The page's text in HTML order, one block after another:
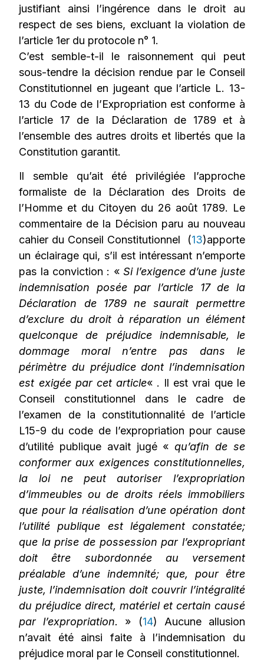
justifiant ainsi l’ingérence dans le droit au
respect de ses biens, excluant la violation de
l’article 1er du protocole n° 1.
C’est semble-t-il le raisonnement qui peut
sous-tendre la décision rendue par le Conseil
Constitutionnel en jugeant que l’article L. 13-
13 du Code de l’Expropriation est conforme à
l’article 17 de la Déclaration de 1789 et à
l’ensemble des autres droits et libertés que la
Constitution garantit.
Il semble qu’ait été privilégiée l’approche
formaliste de la Déclaration des Droits de
l’Homme et du Citoyen du 26 août 1789. Le
commentaire de la Décision paru au nouveau
cahier du Conseil Constitutionnel (13)apporte
un éclairage qui, s’il est intéressant n’emporte
pas la conviction : « Si l’exigence d’une juste
indemnisation posée par l’article 17 de la
Déclaration de 1789 ne saurait permettre
d’exclure du droit à réparation un élément
quelconque de préjudice indemnisable, le
dommage moral n’entre pas dans le
périmètre du préjudice dont l’indemnisation
est exigée par cet article« . Il est vrai que le
Conseil constitutionnel dans le cadre de
l’examen de la constitutionnalité de l’article
L15-9 du code de l’expropriation pour cause
d’utilité publique avait jugé «qu’afin de se
conformer aux exigences constitutionnelles,
la loi ne peut autoriser l’expropriation
d’immeubles ou de droits réels immobiliers
que pour la réalisation d’une opération dont
l’utilité publique est légalement constatée;
que la prise de possession par l’expropriant
doit être subordonnée au versement
préalable d’une indemnité; que, pour être
juste, l’indemnisation doit couvrir l’intégralité
du préjudice direct, matériel et certain causé
par l’expropriation.
» (14) Aucune allusion
n’avait été ainsi faite à l’indemnisation du
préjudice moral par le Conseil constitutionnel.